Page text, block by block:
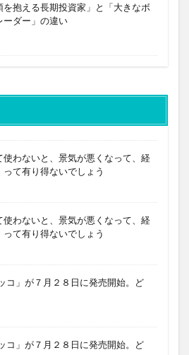
を抱える長期投資家」と「大きなボ
ーダー」の違い
使わないと、景気が悪くなって、経
て有り得ないでしょう
使わないと、景気が悪くなって、経
て有り得ないでしょう
コ」が７月２８日に発売開始。ど
コ」が７月２８日に発売開始。ど